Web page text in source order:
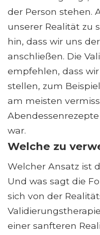
der Person stehen.
unserer Realität zu
hin, dass wir uns
anschließen. Die
empfehlen, dass
stellen, zum
am meisten
war.
Welche zu
Welcher Ansatz ist
Und was sagt die
sich von der
einer sanfteren